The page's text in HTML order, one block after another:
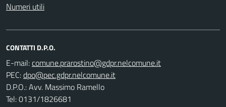
Numeri utili
CONTATTI D.P.O.
E-mail:
PEC:
D.P.O.: Avv. Massimo Ramello
Tel: 0131/1826681